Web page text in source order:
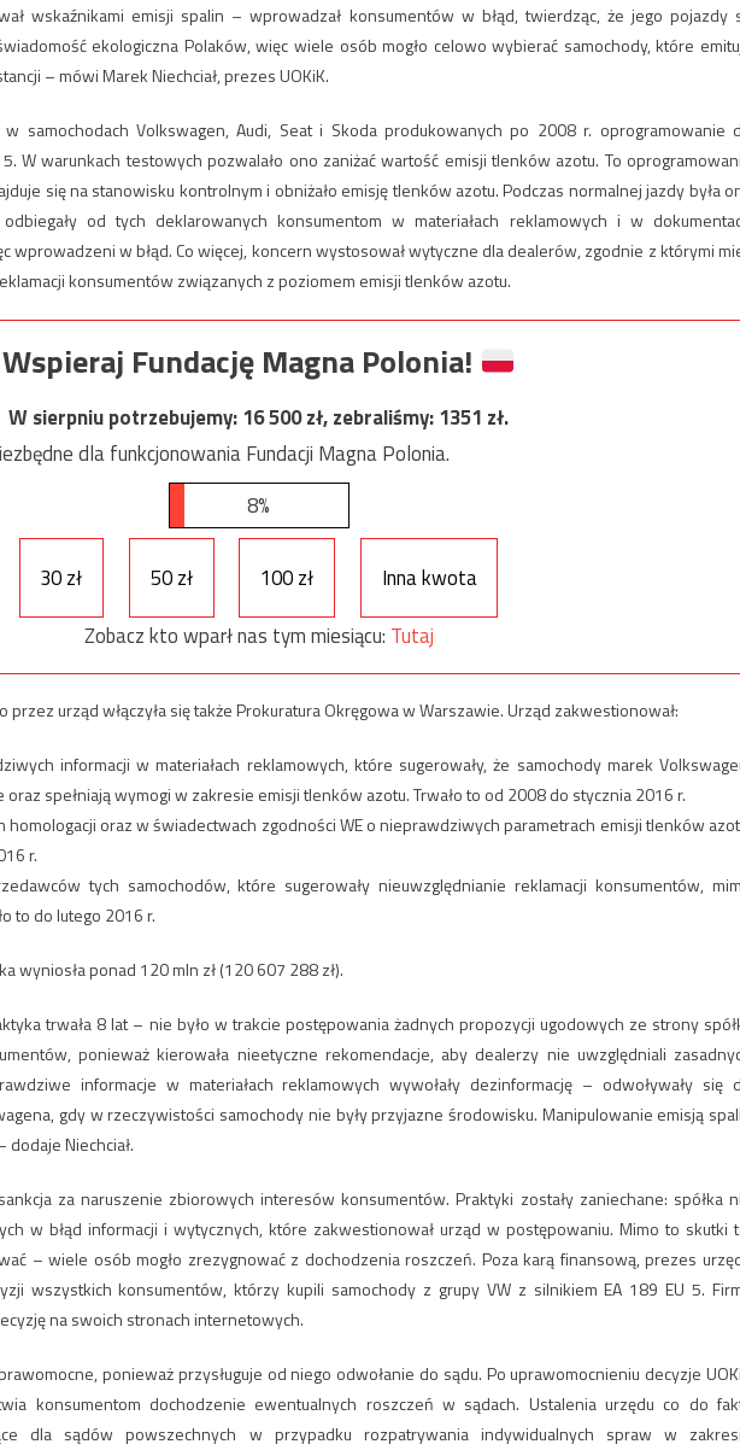
wskaźnikami emisji spalin – wprowadzał konsumentów w błąd, twierdząc, że jego pojazdy
ekologiczna Polaków, więc wiele osób mogło celowo wybierać samochody, które
– mówi Marek Niechciał, prezes UOKiK.
w samochodach Volkswagen, Audi, Seat i Skoda produkowanych po 2008 r. oprogramowanie
W warunkach testowych pozwalało ono zaniżać wartość emisji tlenków azotu. To
się na stanowisku kontrolnym i obniżało emisję tlenków azotu. Podczas normalnej jazdy była
od tych deklarowanych konsumentom w materiałach reklamowych i w
wprowadzeni w błąd. Co więcej, koncern wystosował wytyczne dla dealerów, zgodnie z którymi
konsumentów związanych z poziomem emisji tlenków azotu.
Wspieraj Fundację Magna Polonia!
W sierpniu potrzebujemy:16 500zł, zebraliśmy:1351 zł.
dla funkcjonowania Fundacji Magna Polonia.
8%
30 zł 50 zł 100 zł
Inna kwota
Zobacz kto wparł nas tym miesiącu: Tutaj
urząd włączyła się także Prokuratura Okręgowa w Warszawie. Urząd zakwestionował:
informacji w materiałach reklamowych, które sugerowały, że samochody marek
oraz spełniają wymogi w zakresie emisji tlenków azotu. Trwało to od 2008 do stycznia 2016 r.
oraz w świadectwach zgodności WE o nieprawdziwych parametrach emisji tlenków
r.
tych samochodów, które sugerowały nieuwzględnianie reklamacji konsumentów,
to do lutego 2016 r.
wyniosła ponad 120 mln zł (120 607 288 zł).
trwała 8 lat – nie było w trakcie postępowania żadnych propozycji ugodowych ze strony
ponieważ kierowała nieetyczne rekomendacje, aby dealerzy nie uwzględniali
informacje w materiałach reklamowych wywołały dezinformację – odwoływały się
gdy w rzeczywistości samochody nie były przyjazne środowisku. Manipulowanie emisją
Niechciał.
za naruszenie zbiorowych interesów konsumentów. Praktyki zostały zaniechane: spółka
w błąd informacji i wytycznych, które zakwestionował urząd w postępowaniu. Mimo to skutki
– wiele osób mogło zrezygnować z dochodzenia roszczeń. Poza karą finansową, prezes
wszystkich konsumentów, którzy kupili samochody z grupy VW z silnikiem EA 189 EU 5.
na swoich stronach internetowych.
ponieważ przysługuje od niego odwołanie do sądu. Po uprawomocnieniu decyzje
konsumentom dochodzenie ewentualnych roszczeń w sądach. Ustalenia urzędu co do
dla sądów powszechnych w przypadku rozpatrywania indywidualnych spraw w